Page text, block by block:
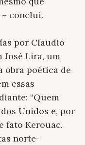
– conclui.
por Claudio
José Lira, um
obra poética de
essas
“Quem
Unidos e, por
fato Kerouac.
norte-